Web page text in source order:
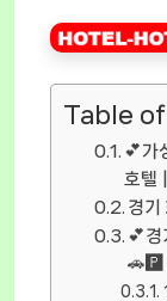
Table
💕가
호텔
경
💕경
🚗🅿️